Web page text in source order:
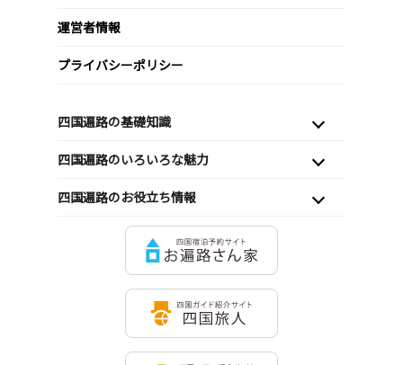
運営者情報
プライバシーポリシー
四国遍路の基礎知識
四国遍路のいろいろな魅力
四国遍路のお役立ち情報